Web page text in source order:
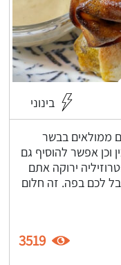
בינוני
ממולאים בבשר
וכן אפשר להוסיף גם
ירוקה אתם
לכם בפה. זה חלום
3519